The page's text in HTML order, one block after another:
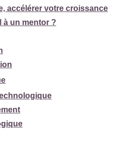
accélérer votre croissance
à un mentor ?